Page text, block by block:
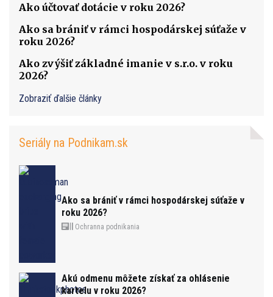
Ako účtovať dotácie v roku 2026?
Ako sa brániť v rámci hospodárskej súťaže v
roku 2026?
Ako zvýšiť základné imanie v s.r.o. v roku
2026?
Zobraziť ďalšie články
Seriály na Podnikam.sk
Ako sa brániť v rámci hospodárskej súťaže v
roku 2026?
Ochranna podnikania
Akú odmenu môžete získať za ohlásenie
kartelu v roku 2026?